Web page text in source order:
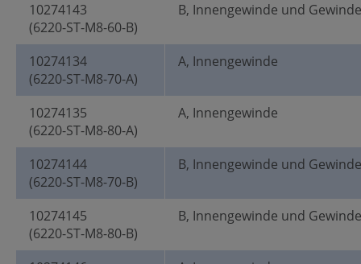
10274143
(6220-ST-M8-60-B)
B, Innengewinde und
10274134
(6220-ST-M8-70-A)
A, Innengewinde
10274135
(6220-ST-M8-80-A)
A, Innengewinde
10274144
(6220-ST-M8-70-B)
B, Innengewinde und
10274145
(6220-ST-M8-80-B)
B, Innengewinde und